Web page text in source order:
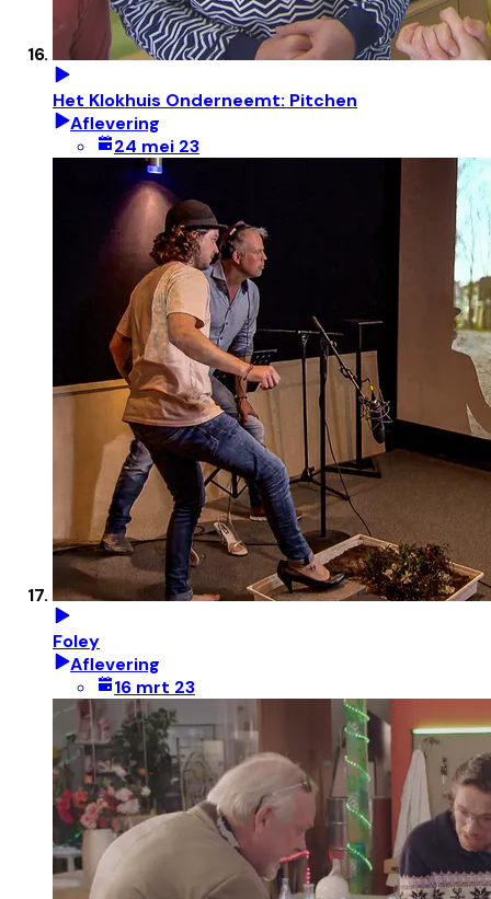
Het Klokhuis Onderneemt: Pitchen
Aflevering
24 mei 23
Foley
Aflevering
16 mrt 23